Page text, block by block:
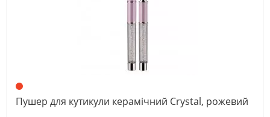
Пушер для кутикули керамічний Crystal, рожевий